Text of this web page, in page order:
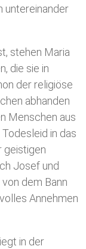
untereinander
stehen Maria
die sie in
der religiöse
abhanden
Menschen aus
in das
geistigen
Josef und
dem Bann
Annehmen
in der